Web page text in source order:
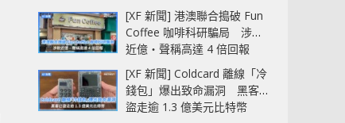
[XF 新聞] 港澳聯合搗破 Fun
Coffee 咖啡科研騙局 涉款
近億‧聲稱高達 4 倍回報
[XF 新聞] Coldcard 離線「冷
錢包」爆出致命漏洞 黑客已
盜走逾 1.3 億美元比特幣